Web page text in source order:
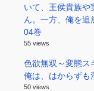
いて、王侯貴族や
ん。一方、俺を
04巻
55 views
色欲無双～変態ス
俺は、はからずも
50 views